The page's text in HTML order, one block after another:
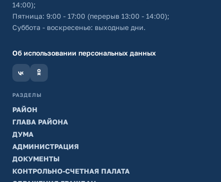
14:00);
Пятница: 9:00 - 17:00 (перерыв 13:00 - 14:00);
Суббота - воскресенье: выходные дни.
Об использовании персональных данных
РАЗДЕЛЫ
РАЙОН
ГЛАВА РАЙОНА
ДУМА
АДМИНИСТРАЦИЯ
ДОКУМЕНТЫ
КОНТРОЛЬНО-СЧЕТНАЯ ПАЛАТА